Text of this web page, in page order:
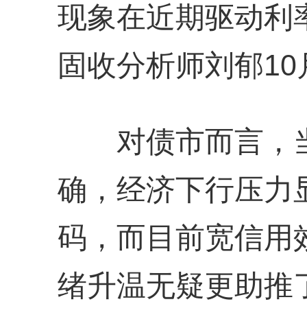
现象在近期驱动利
固收分析师刘郁
对债市而言，
确，经济下行压力
码，而目前宽信用
绪升温无疑更助推